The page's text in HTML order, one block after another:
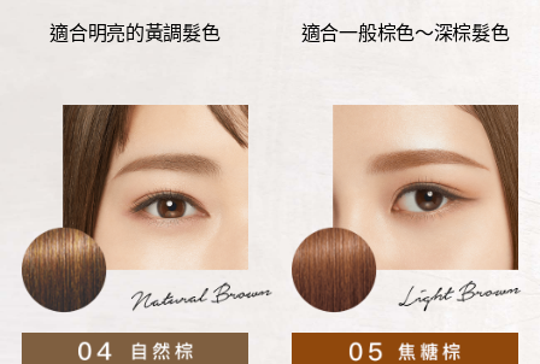
適合明亮的黃調髮色 適合一般棕色～深棕髮色